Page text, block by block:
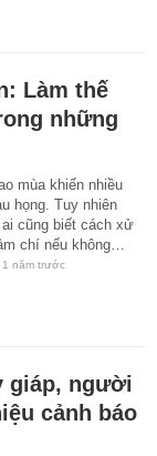
Làm thế
những
mùa khiến nhiều
họng. Tuy nhiên
ai cũng biết cách xử
chí nếu không…
1 năm trước
giáp, người
cảnh báo